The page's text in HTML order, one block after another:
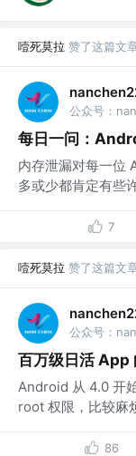
噎死莫拉 赞了这篇文
每日一问：
内存泄漏对每一位
多或少都肯定有些
7
噎死莫拉 赞了这篇文
百万级日活 App
Android 从 4.0 开
root 权限，比较麻
86